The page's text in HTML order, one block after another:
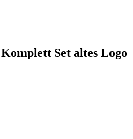
Set altes Logo